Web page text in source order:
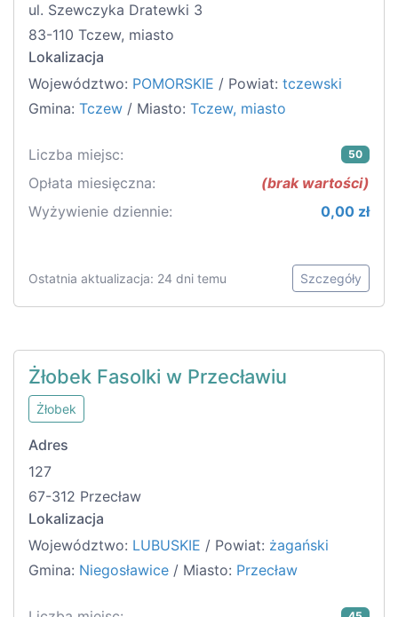
ul. Szewczyka Dratewki 3
83-110 Tczew, miasto
Lokalizacja
Województwo: POMORSKIE / Powiat: tczewski
Gmina: Tczew / Miasto: Tczew, miasto
Liczba miejsc: 50
Opłata miesięczna:
(brak wartości)
Wyżywienie dziennie:
0,00 zł
Ostatnia aktualizacja: 24 dni temu Szczegóły
Żłobek Fasolki w Przecławiu
Żłobek
Adres
127
67-312 Przecław
Lokalizacja
Województwo: LUBUSKIE / Powiat: żagański
Gmina: Niegosławice / Miasto: Przecław